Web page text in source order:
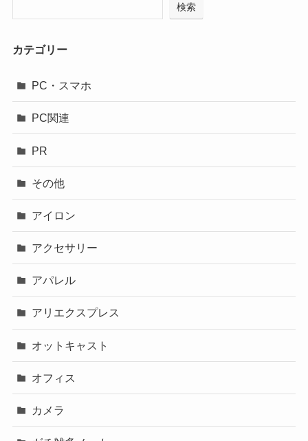
検索
カテゴリー
PC・スマホ
PC関連
PR
その他
アイロン
アクセサリー
アパレル
アリエクスプレス
オットキャスト
オフィス
カメラ